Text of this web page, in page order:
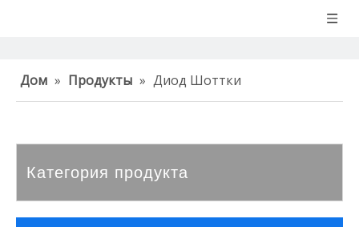
Дом » Продукты » Диод Шоттки
Категория продукта